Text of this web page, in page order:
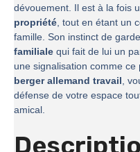
dévouement. Il est à la fois
propriété, tout en étant un
famille. Son instinct de
familiale qui fait de lui un
une signalisation comme ce
berger allemand travail,
défense de votre espace
amical.